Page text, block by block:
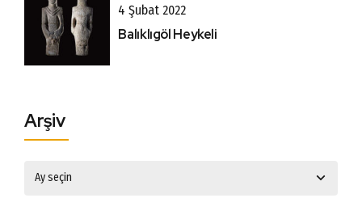
4 Şubat 2022
Balıklıgöl Heykeli
Arşiv